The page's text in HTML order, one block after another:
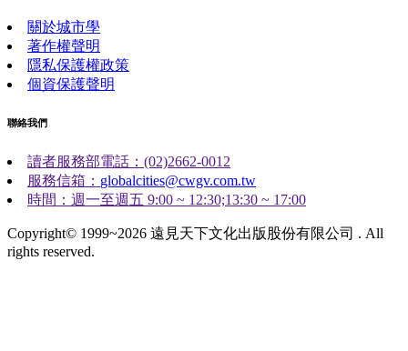
關於城市學
著作權聲明
隱私保護權政策
個資保護聲明
聯絡我們
讀者服務部電話：(02)2662-0012
服務信箱： globalcities@cwgv.com.tw
時間：週一至週五 9:00 ~ 12:30;13:30 ~ 17:00
Copyright© 1999~2026 遠見天下文化出版股份有限公司 . All
rights reserved.